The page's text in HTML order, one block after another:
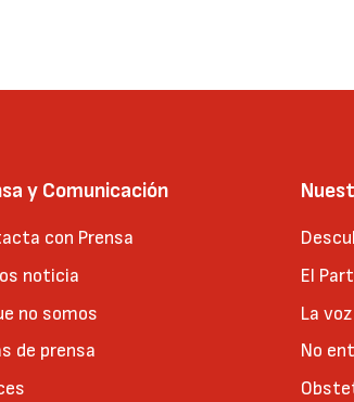
y Comunicación
con Prensa
noticia
no somos
de prensa
El
La
No